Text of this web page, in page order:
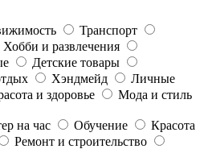
Транспорт
Хобби и развлечения
Детские товары
Хэндмейд
Личные
и здоровье
Мода и стиль
на час Обучение
Красота
Ремонт и строительство